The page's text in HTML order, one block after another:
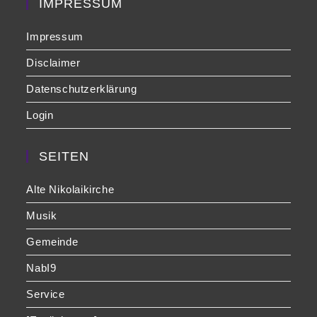
IMPRESSUM
Impressum
Disclaimer
Datenschutzerklärung
Login
SEITEN
Alte Nikolaikirche
Musik
Gemeinde
NabI9
Service